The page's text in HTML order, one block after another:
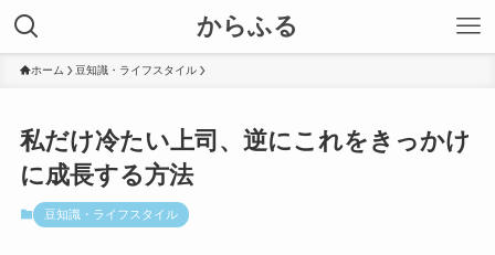
からふる
ホーム 豆知識・ライフスタイル
私だけ冷たい上司、逆にこれをきっかけ
に成長する方法
豆知識・ライフスタイル